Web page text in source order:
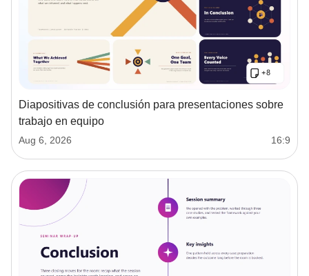
Diapositivas de conclusión para presentaciones sobre
trabajo en equipo
Aug 6, 2026 16:9